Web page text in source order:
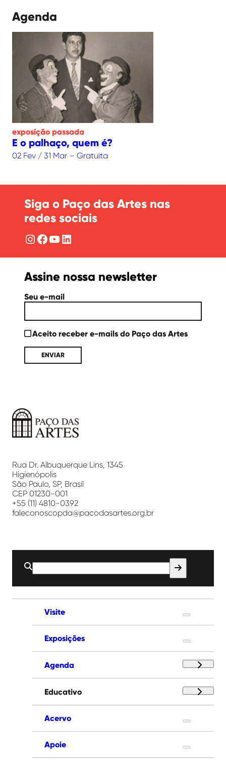
Agenda
exposição passada
E o palhaço, quem é?
02 Fev / 31 Mar – Gratuita
Siga o Paço das Artes nas
redes sociais
Instagram
Facebook
YouTube
LinkedIn
Assine nossa newsletter
Seu e-mail
Aceito receber e-mails do Paço das Artes
Artes
Rua Dr. Albuquerque Lins, 1345
Higienópolis
São Paulo, SP, Brasil
CEP 01230-001
+55 (11) 4810-0392
faleconoscopda@pacodasartes.org.br
Buscar
por:
Visite
Exposições
Agenda
Educativo
Acervo
Apoie